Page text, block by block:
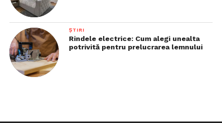
ȘTIRI
Rindele electrice: Cum alegi unealta
potrivită pentru prelucrarea lemnului